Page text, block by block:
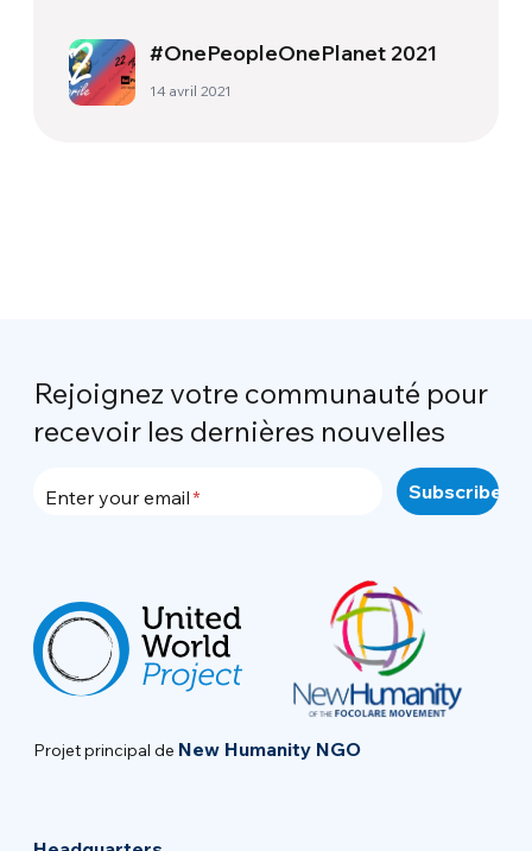
#OnePeopleOnePlanet 2021
14 avril 2021
Rejoignez votre communauté pour
recevoir les dernières nouvelles
Enter your email
Projet principal de New Humanity NGO